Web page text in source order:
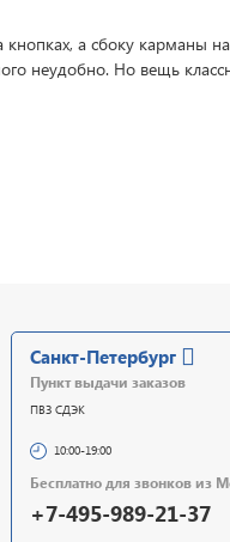
кнопках, а сбоку карманы
неудобно. Но вещь
Санкт-Петербург
Пункт выдачи заказов
ПВЗ СДЭК
10:00-19:00
Бесплатно для звонков из
+7-495-989-21-37